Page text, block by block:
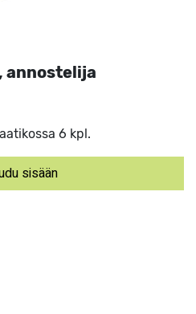
annostelija
6 kpl.
sisään